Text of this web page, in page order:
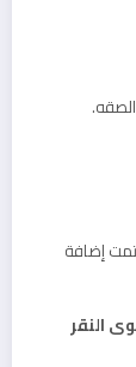
إضافة
النقر